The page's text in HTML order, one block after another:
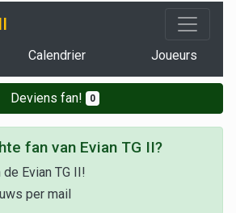
Calendrier Joueurs
Deviens fan! 0
fan van Evian TG II?
Evian TG II!
per mail